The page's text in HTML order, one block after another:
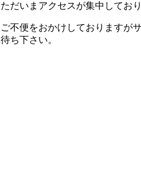
ただいまアクセスが集中してお
ご不便をおかけしておりますが
待ち下さい。